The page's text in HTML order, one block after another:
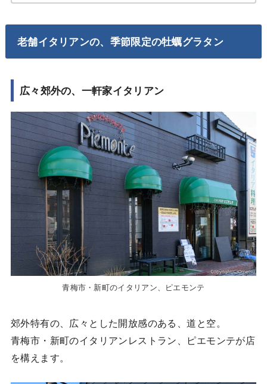
老舗イタリアンの、季節限定の牡蠣グラタン
広々郊外の、一軒家イタリアン
青梅市・新町のイタリアン、ピエモンテ
郊外特有の、広々とした開放感のある、道と空。
青梅市・新町のイタリアンレストラン、ピエモンテが店
を構えます。